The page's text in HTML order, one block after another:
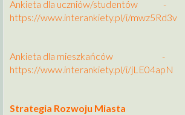
Ankieta dla uczniów/studentów -
https://www.interankiety.pl/i/mwz5Rd3v
Ankieta dla mieszkańców -
https://www.interankiety.pl/i/jLE04apN
Strategia Rozwoju Miasta